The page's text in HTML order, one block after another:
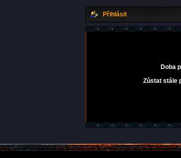
Přihlásit
Doba
Zůstat stále